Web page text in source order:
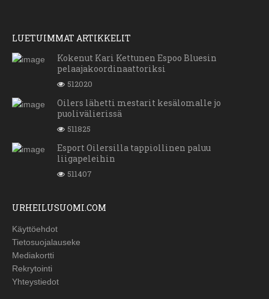
LUETUIMMAT ARTIKKELIT
Kokenut Kari Kettunen Espoo Bluesin
pelaajakoordinaattoriksi
512020
Oilers lähetti mestarit kesälomalle jo
puolivälierissä
511825
Esport Oilersilla tappiollinen paluu
liigapeleihin
511407
URHEILUSUOMI.COM
Käyttöehdot
Tietosuojalauseke
Mediakortti
Rekrytointi
Yhteystiedot